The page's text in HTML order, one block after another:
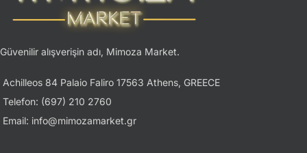
Güvenilir alışverişin adı, Mimoza Market.
Achilleos 84 Palaio Faliro 17563 Athens, GREECE
Telefon: (697) 210 2760
Email: info@mimozamarket.gr